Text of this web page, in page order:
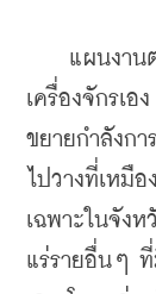
แผนงานต่
เครื่องจักรเอ
ขยายกำลังก
ไปวางที่เหมื
เฉพาะในจัง
แร่รายอื่นๆ